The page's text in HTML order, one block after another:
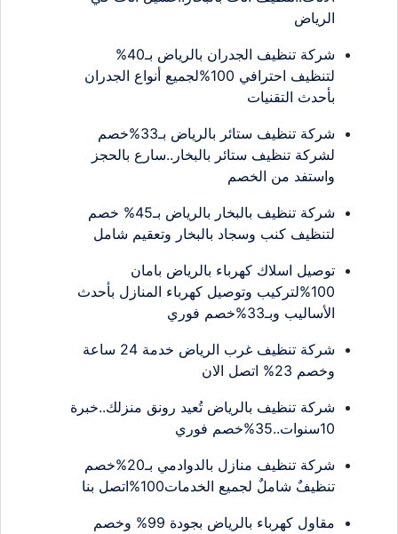
الرياض
شركة تنظيف الجدران بالرياض بـ40%
لتنظيف احترافي 100%لجميع أنواع الجدران
بأحدث التقنيات
شركة تنظيف ستائر بالرياض بـ33%خصم
لشركة تنظيف ستائر بالبخار..سارع بالحجز
واستفد من الخصم
شركة تنظيف بالبخار بالرياض بـ45% خصم
لتنظيف كنب وسجاد بالبخار وتعقيم شامل
توصيل اسلاك كهرباء بالرياض بامان
100%لتركيب وتوصيل كهرباء المنازل بأحدث
الأساليب وبـ33%خصم فوري
شركة تنظيف غرب الرياض خدمة 24 ساعة
وخصم 23% اتصل الان
شركة تنظيف بالرياض تُعيد رونق منزلك..خبرة
10سنوات..35%خصم فوري
شركة تنظيف منازل بالدوادمي بـ20%خصم
تنظيفٌ شاملٌ لجميع الخدمات100%اتصل بنا
مقاول كهرباء بالرياض بجودة 99% وخصم